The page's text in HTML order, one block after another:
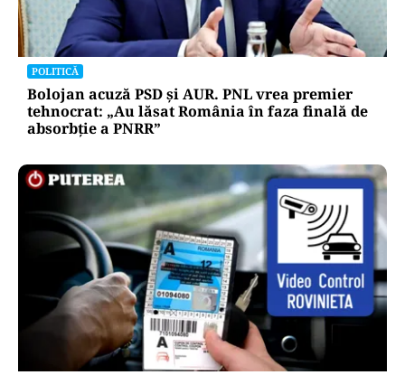
POLITICĂ
Bolojan acuză PSD și AUR. PNL vrea premier
tehnocrat: „Au lăsat România în faza finală de
absorbţie a PNRR”